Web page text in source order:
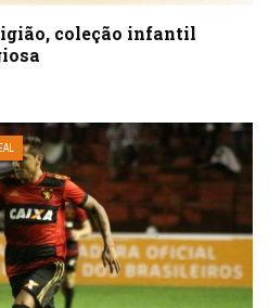
coleção infantil